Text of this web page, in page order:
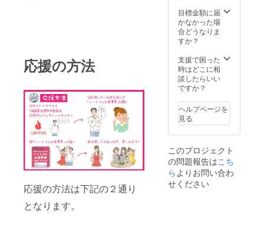
応援の方法
応援の方法は下記の２通り
となります。
目標金額に届
かなかった場
合どうなりま
すか？
支援で困った
時はどこに相
談したらいい
ですか？
ヘルプページを
見る
このプロジェクト
の問題報告はこち
らよりお問い合わ
せください